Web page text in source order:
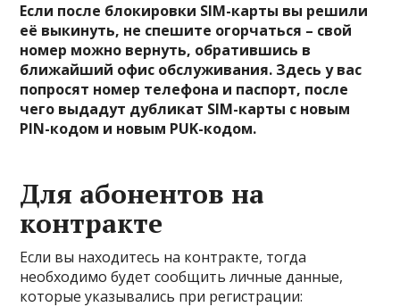
Если после блокировки SIM-карты вы решили
её выкинуть, не спешите огорчаться – свой
номер можно вернуть, обратившись в
ближайший офис обслуживания. Здесь у вас
попросят номер телефона и паспорт, после
чего выдадут дубликат SIM-карты с новым
PIN-кодом и новым PUK-кодом.
Для абонентов на
контракте
Если вы находитесь на контракте, тогда
необходимо будет сообщить личные данные,
которые указывались при регистрации: